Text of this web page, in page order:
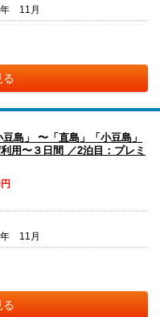
11月
る
島」 〜「直島」「小豆島」
用〜３日間 ／2泊目：プレミ
11月
る